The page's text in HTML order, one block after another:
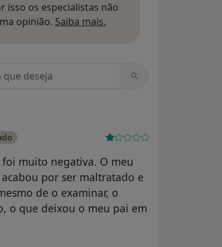
isso os especialistas não
opinião. Saiba mais.
muito negativa. O meu
por ser maltratado e
de o examinar, o
o que deixou o meu pai em